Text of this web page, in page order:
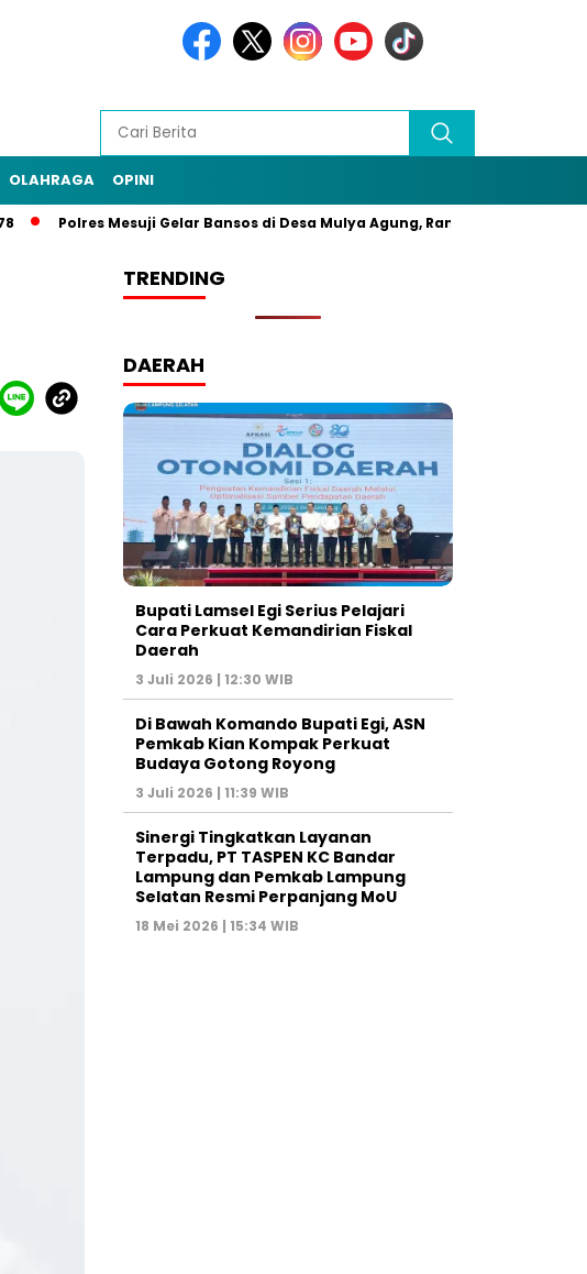
OLAHRAGA OPINI
Polres Mesuji Gelar Bansos di Desa Mulya Agung, Rangkaian HUT
TRENDING
DAERAH
Bupati Lamsel Egi Serius Pelajari
Cara Perkuat Kemandirian Fiskal
Daerah
3 Juli 2026 | 12:30 WIB
Di Bawah Komando Bupati Egi, ASN
Pemkab Kian Kompak Perkuat
Budaya Gotong Royong
3 Juli 2026 | 11:39 WIB
Sinergi Tingkatkan Layanan
Terpadu, PT TASPEN KC Bandar
Lampung dan Pemkab Lampung
Selatan Resmi Perpanjang MoU
18 Mei 2026 | 15:34 WIB